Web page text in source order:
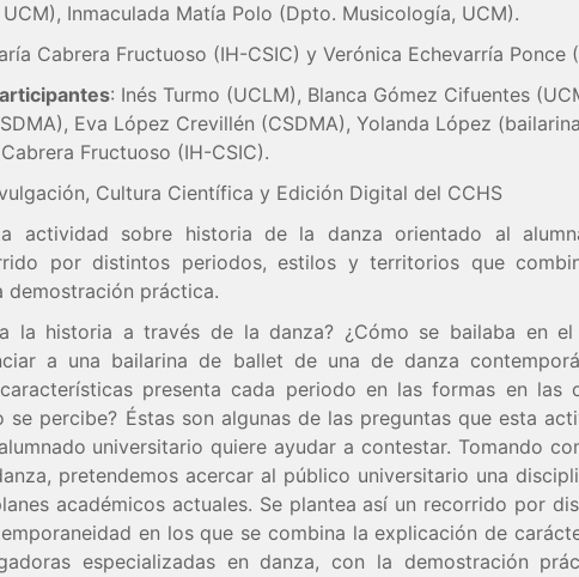
Inmaculada Matía Polo (Dpto. Musicología, UCM).
Cabrera Fructuoso (IH-CSIC) y Verónica Echevarría Ponce
: Inés Turmo (UCLM), Blanca Gómez Cifuentes
Eva López Crevillén (CSDMA), Yolanda López
Fructuoso (IH-CSIC).
Cultura Científica y Edición Digital del CCHS
actividad sobre historia de la danza orientado al
por distintos periodos, estilos y territorios que
demostración práctica.
la historia a través de la danza? ¿Cómo se bailaba en el
a una bailarina de ballet de una de danza
características presenta cada periodo en las formas en las
se percibe? Éstas son algunas de las preguntas que esta
universitario quiere ayudar a contestar. Tomando
pretendemos acercar al público universitario una
académicos actuales. Se plantea así un recorrido por
en los que se combina la explicación de
especializadas en danza, con la demostración